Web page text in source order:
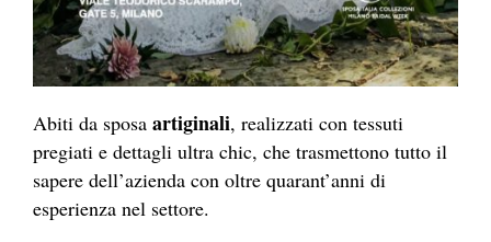
Abiti da sposa artiginali, realizzati con tessuti
pregiati e dettagli ultra chic, che trasmettono tutto il
sapere dell’azienda con oltre quarant’anni di
esperienza nel settore.